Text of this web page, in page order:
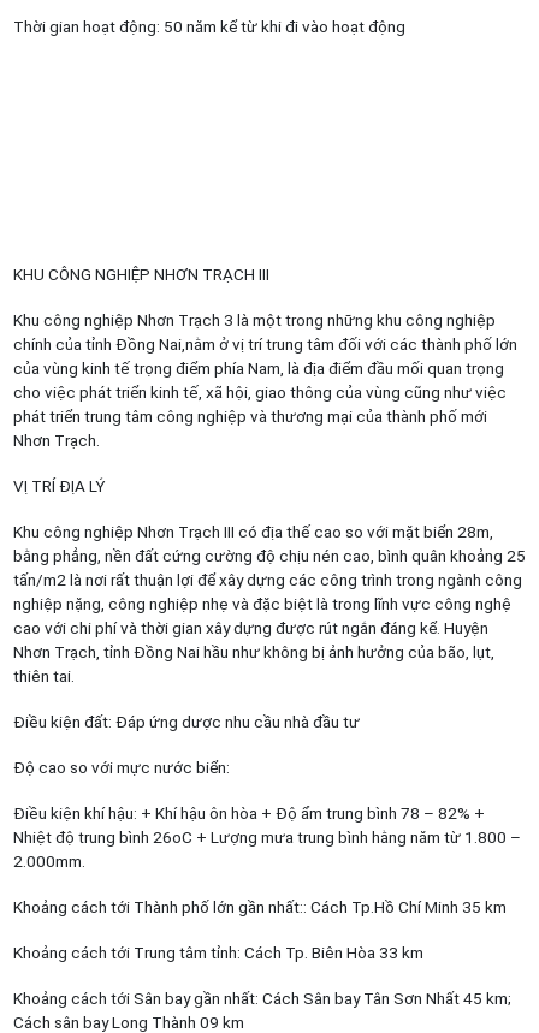
Thời gian hoạt động: 50 năm kể từ khi đi vào hoạt động
KHU CÔNG NGHIỆP NHƠN TRẠCH III
Khu công nghiệp Nhơn Trạch 3 là một trong những khu công nghiệp
chính của tỉnh Đồng Nai,nằm ở vị trí trung tâm đối với các thành phố lớn
của vùng kinh tế trọng điểm phía Nam, là địa điểm đầu mối quan trọng
cho việc phát triển kinh tế, xã hội, giao thông của vùng cũng như việc
phát triển trung tâm công nghiệp và thương mại của thành phố mới
Nhơn Trạch.
VỊ TRÍ ĐỊA LÝ
Khu công nghiệp Nhơn Trạch III có địa thế cao so với mặt biển 28m,
bằng phẳng, nền đất cứng cường độ chịu nén cao, bình quân khoảng 25
tấn/m2 là nơi rất thuận lợi để xây dựng các công trình trong ngành công
nghiệp nặng, công nghiệp nhẹ và đặc biệt là trong lĩnh vực công nghệ
cao với chi phí và thời gian xây dựng được rút ngắn đáng kể. Huyện
Nhơn Trạch, tỉnh Đồng Nai hầu như không bị ảnh hưởng của bão, lụt,
thiên tai.
Điều kiện đất: Đáp ứng dược nhu cầu nhà đầu tư
Độ cao so với mực nước biển:
Điều kiện khí hậu: + Khí hậu ôn hòa + Độ ẩm trung bình 78 – 82% +
Nhiệt độ trung bình 26oC + Lượng mưa trung bình hằng năm từ 1.800 –
2.000mm.
Khoảng cách tới Thành phố lớn gần nhất:: Cách Tp.Hồ Chí Minh 35 km
Khoảng cách tới Trung tâm tỉnh: Cách Tp. Biên Hòa 33 km
Khoảng cách tới Sân bay gần nhất: Cách Sân bay Tân Sơn Nhất 45 km;
Cách sân bay Long Thành 09 km